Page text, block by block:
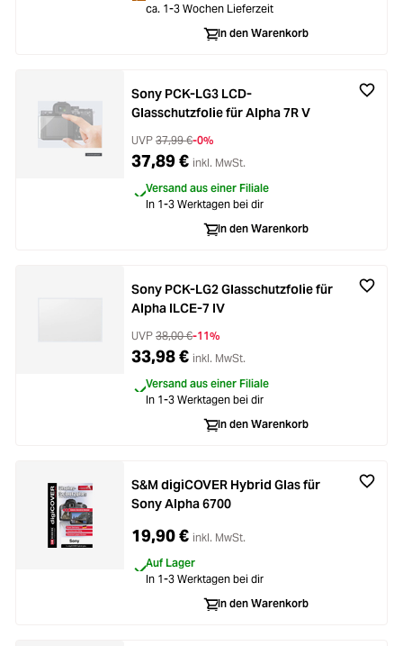
ca. 1-3 Wochen Lieferzeit
In den Warenkorb
Sony PCK-LG3 LCD-
Glasschutzfolie für Alpha 7R V
UVP 37,99 €-0%
37,89 € inkl. MwSt.
Versand aus einer Filiale
In 1-3 Werktagen bei dir
In den Warenkorb
Sony PCK-LG2 Glasschutzfolie für
Alpha ILCE-7 IV
UVP 38,00 €-11%
33,98 € inkl. MwSt.
Versand aus einer Filiale
In 1-3 Werktagen bei dir
In den Warenkorb
S&M digiCOVER Hybrid Glas für
Sony Alpha 6700
19,90 € inkl. MwSt.
Auf Lager
In 1-3 Werktagen bei dir
In den Warenkorb